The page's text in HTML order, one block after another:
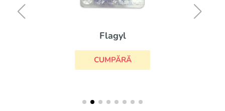
Flagyl
CUMPĂRĂ